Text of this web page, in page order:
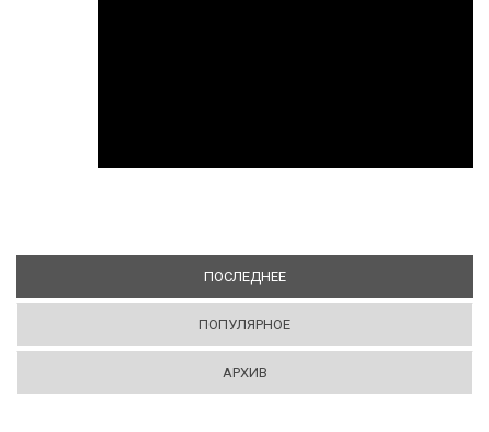
ПОСЛЕДНЕЕ(АКТИВНАЯ ВКЛАДКА)
ПОПУЛЯРНОЕ
АРХИВ